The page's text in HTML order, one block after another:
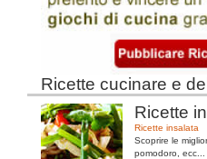
Ricette cucinare e
Ricette
Ricette insalata
Scoprire le
pomodoro, ecc...